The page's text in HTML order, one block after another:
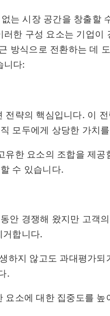
는 시장 공간을 창출할
한 구성 요소는 기업이
방식으로 전환하는 데
니다:
전략의 핵심입니다. 이
모두에게 상당한 가치
유한 요소의 조합을 제공
수 있습니다.
안 경쟁해 왔지만 고객
거합니다.
하지 않고도 과대평가되
.
요소에 대한 집중도를 높